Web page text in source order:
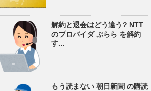
解約と退会はどう違う? NTT
のプロバイダ ぷらら を解約
す...
もう読まない 朝日新聞 の購読